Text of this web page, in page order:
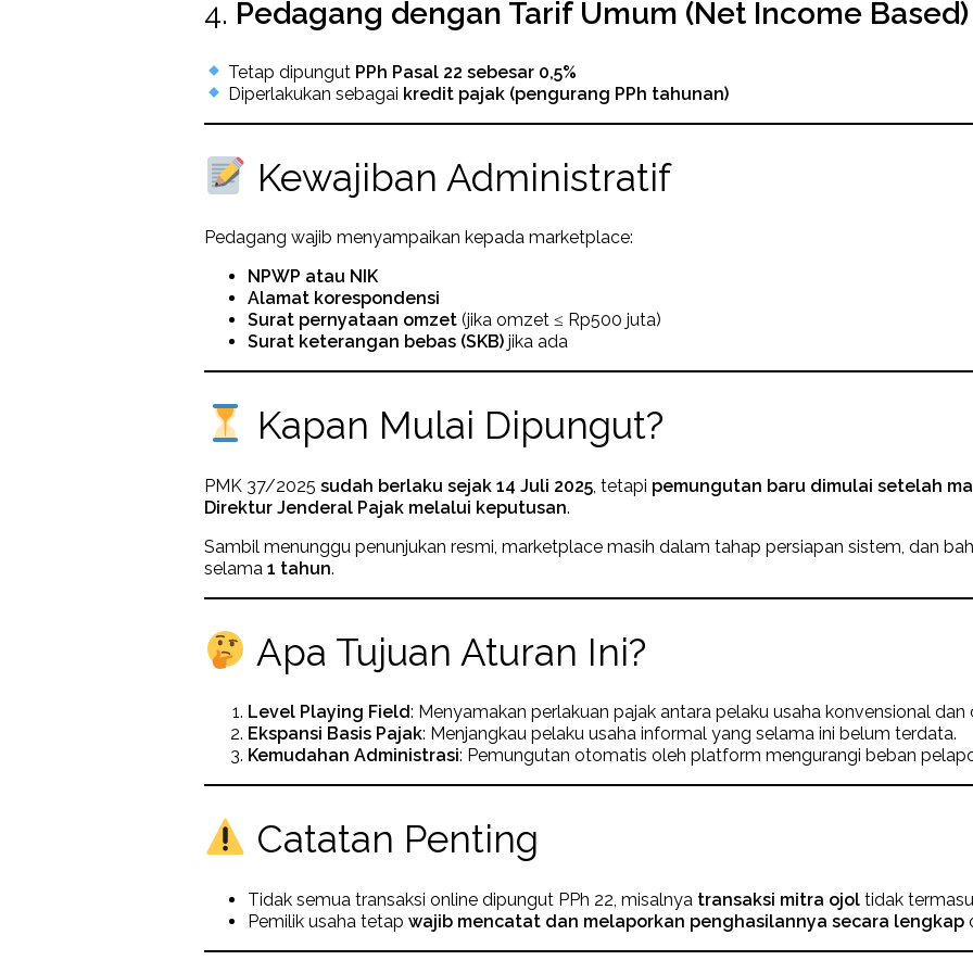
4. Pedagang dengan Tarif Umum (Net Income Based)
Tetap dipungut PPh Pasal 22 sebesar 0,5%
Diperlakukan sebagai kredit pajak (pengurang PPh tahunan)
Kewajiban Administratif
Pedagang wajib menyampaikan kepada marketplace:
NPWP atau NIK
Alamat korespondensi
Surat pernyataan omzet (jika omzet ≤ Rp500 juta)
Surat keterangan bebas (SKB) jika ada
Kapan Mulai Dipungut?
PMK 37/2025 sudah berlaku sejak 14 Juli 2025 , tetapi pemungutan baru dimulai setelah
Direktur Jenderal Pajak melalui keputusan.
Sambil menunggu penunjukan resmi, marketplace masih dalam tahap persiapan sistem, dan
selama 1 tahun.
Apa Tujuan Aturan Ini?
Level Playing Field: Menyamakan perlakuan pajak antara pelaku usaha konvensional dan
Ekspansi Basis Pajak: Menjangkau pelaku usaha informal yang selama ini belum terdata.
Kemudahan Administrasi: Pemungutan otomatis oleh platform mengurangi beban
Catatan Penting
Tidak semua transaksi online dipungut PPh 22, misalnya transaksi mitra ojol tidak
Pemilik usaha tetap wajib mencatat dan melaporkan penghasilannya secara lengkap